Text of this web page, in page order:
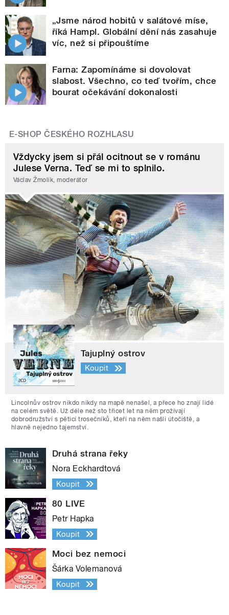
„Jsme národ hobitů v salátové míse,
říká Hampl. Globální dění nás zasahuje
víc, než si připouštíme
Farna: Zapomínáme si dovolovat
slabost. Všechno, co teď tvořím, chce
bourat očekávání dokonalosti
E-SHOP ČESKÉHO ROZHLASU
Vždycky jsem si přál ocitnout se v románu
Julese Verna. Teď se mi to splnilo.
Václav Žmolík, moderátor
Tajuplný ostrov
Koupit
Lincolnův ostrov nikdo nikdy na mapě nenašel, a přece ho znají lidé
na celém světě. Už déle než sto třicet let na něm prožívají
dobrodružství s pěticí trosečníků, kteří na něm našli útočiště, a
hlavně nejedno tajemství.
Druhá strana řeky
Nora Eckhardtová
Koupit
80 LIVE
Petr Hapka
Koupit
Moci bez nemoci
Šárka Volemanová
Koupit